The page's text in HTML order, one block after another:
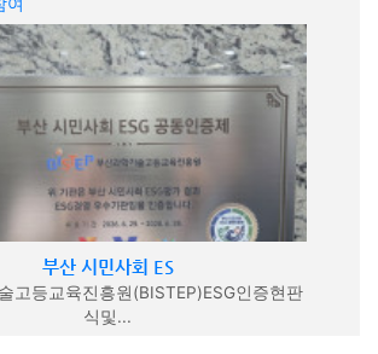
여
부산 시민사회 ES
고등교육진흥원(BISTEP)ESG인증현판
식및...